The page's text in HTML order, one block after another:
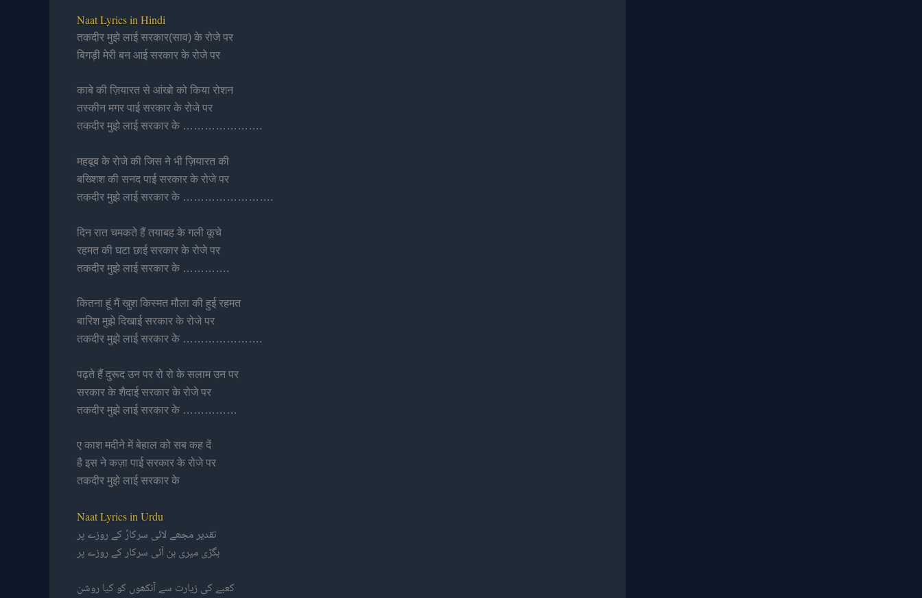
Naat Lyrics in Hindi
तकदीर मुझे लाई सरकार(साव) के रोजे पर
बिगड़ी मेरी बन आई सरकार के रोजे पर
काबे की ज़ियारत से आंखो को किया रोशन
तस्कीन मगर पाई सरकार के रोजे पर
तकदीर मुझे लाई सरकार के ………………….
महबूब के रोजे की जिस ने भी ज़ियारत की
बख्शिश की सनद पाई सरकार के रोजे पर
तकदीर मुझे लाई सरकार के …………………….
दिन रात चमकते हैं तयाबह के गली कूचे
रहमत की घटा छाई सरकार के रोजे पर
तकदीर मुझे लाई सरकार के ………….
कितना हूं मैं खुश किस्मत मौला की हुई रहमत
बारिश मुझे दिखाई सरकार के रोजे पर
तकदीर मुझे लाई सरकार के ………………….
पढ़ते हैं दुरूद उन पर रो रो के सलाम उन पर
सरकार के शैदाई सरकार के रोजे पर
तकदीर मुझे लाई सरकार के ……………
ए काश मदीने में बेहाल को सब कह दें
है इस ने कज़ा पाई सरकार के रोजे पर
तकदीर मुझे लाई सरकार के
Naat Lyrics in Urdu
تقدیر مجھے لائی سرکارؐ کے روزے پر
بگڑی میری بن آئی سرکار کے روزے پر
کعبے کی زیارت سے آنکھوں کو کیا روشن